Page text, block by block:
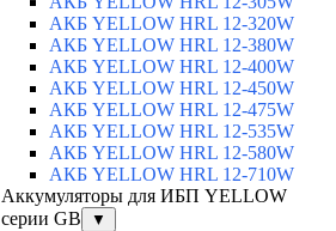
АКБ YELLOW HRL 12-320W
АКБ YELLOW HRL 12-380W
АКБ YELLOW HRL 12-400W
АКБ YELLOW HRL 12-450W
АКБ YELLOW HRL 12-475W
АКБ YELLOW HRL 12-535W
АКБ YELLOW HRL 12-580W
АКБ YELLOW HRL 12-710W
Аккумуляторы для ИБП YELLOW
серии GB
▼